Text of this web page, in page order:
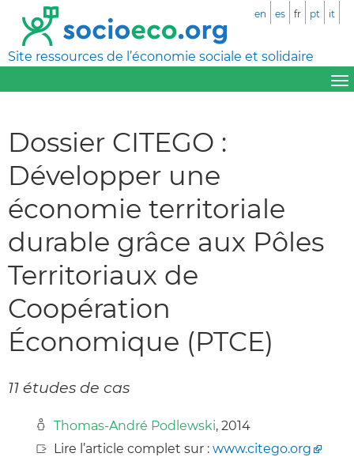
Site ressources de l’économie sociale et solidaire
en es fr pt it
Dossier CITEGO :
Développer une
économie territoriale
durable grâce aux Pôles
Territoriaux de
Coopération
Économique (PTCE)
11 études de cas
Thomas-André Podlewski, 2014
Lire l’article complet sur : www.citego.org